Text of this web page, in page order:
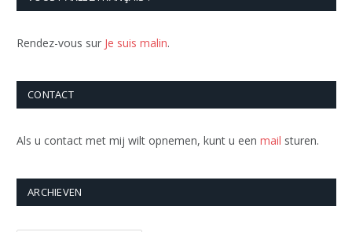
Rendez-vous sur Je suis malin.
CONTACT
Als u contact met mij wilt opnemen, kunt u een mail sturen.
ARCHIEVEN